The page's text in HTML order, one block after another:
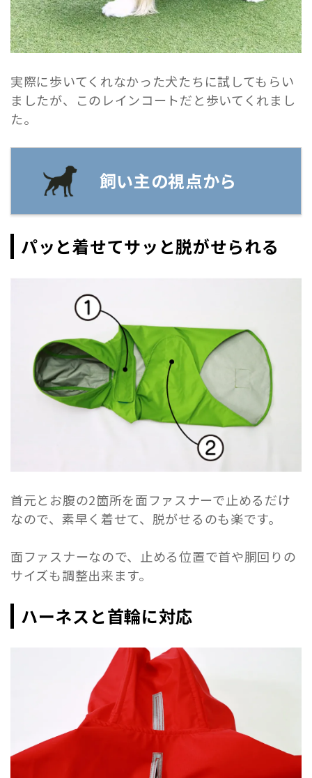
実際に歩いてくれなかった犬たちに試してもらい
ましたが、このレインコートだと歩いてくれまし
た。
飼い主の視点から
パッと着せてサッと脱がせられる
首元とお腹の2箇所を面ファスナーで止めるだけ
なので、素早く着せて、脱がせるのも楽です。
面ファスナーなので、止める位置で首や胴回りの
サイズも調整出来ます。
ハーネスと首輪に対応